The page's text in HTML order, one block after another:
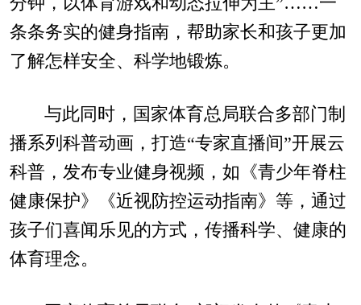
条条务实的健身指南，帮助家长和孩子更加
了解怎样安全、科学地锻炼。
与此同时，国家体育总局联合多部门制
播系列科普动画，打造“专家直播间”开展云
科普，发布专业健身视频，如《青少年脊柱
健康保护》《近视防控运动指南》等，通过
孩子们喜闻乐见的方式，传播科学、健康的
体育理念。